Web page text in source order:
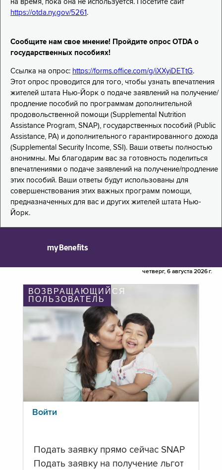
на время, пока она не используется. Посетите сайт
https://otda.ny.gov/5261 .
Сообщите нам свое мнение! Пройдите опрос OTDA о
государственных пособиях!
Ссылка на опрос: https://forms.office.com/g/iXXyiDETtG.
Этот опрос проводится для того, чтобы узнать впечатления
жителей штата Нью-Йорк о подаче заявлений на получение/
продление пособий по программам дополнительной
продовольственной помощи (Supplemental Nutrition
Assistance Program, SNAP), государственных пособий (Public
Assistance, PA) и дополнительного гарантированного дохода
(Supplemental Security Income, SSI). Ваши ответы полностью
анонимны. Мы благодарим вас за готовность поделиться
впечатлениями о подаче заявлений на получение/продление
этих пособий. Ваши ответы будут использованы для
совершенствования этих важных программ помощи,
предназначенных для вас и других жителей штата Нью-
Йорк.
myBenefits
четверг, 6 августа 2026 г.
ВОЗВРАЩАЮЩИЙСЯ
ПОЛЬЗОВАТЕЛЬ
Войти
Подать заявку прямо сейчас SNAP
Подать заявку на получение льгот